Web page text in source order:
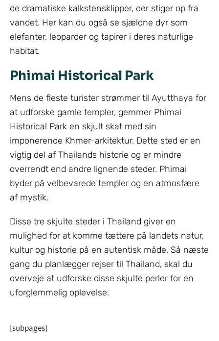
de dramatiske kalkstensklipper, der stiger op fra
vandet. Her kan du også se sjældne dyr som
elefanter, leoparder og tapirer i deres naturlige
habitat.
Phimai Historical Park
Mens de fleste turister strømmer til Ayutthaya for
at udforske gamle templer, gemmer Phimai
Historical Park en skjult skat med sin
imponerende Khmer-arkitektur. Dette sted er en
vigtig del af Thailands historie og er mindre
overrendt end andre lignende steder. Phimai
byder på velbevarede templer og en atmosfære
af mystik.
Disse tre skjulte steder i Thailand giver en
mulighed for at komme tættere på landets natur,
kultur og historie på en autentisk måde. Så næste
gang du planlægger rejser til Thailand, skal du
overveje at udforske disse skjulte perler for en
uforglemmelig oplevelse.
[subpages]